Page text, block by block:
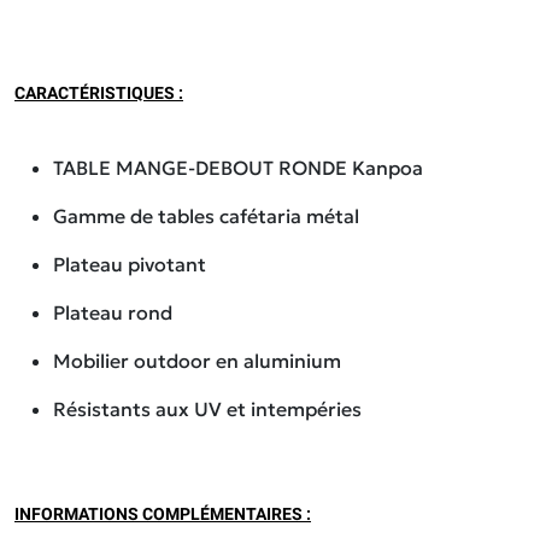
CARACTÉRISTIQUES :
TABLE MANGE-DEBOUT RONDE Kanpoa
Gamme de tables cafétaria métal
Plateau pivotant
Plateau rond
Mobilier outdoor en aluminium
Résistants aux UV et intempéries
INFORMATIONS COMPLÉMENTAIRES :